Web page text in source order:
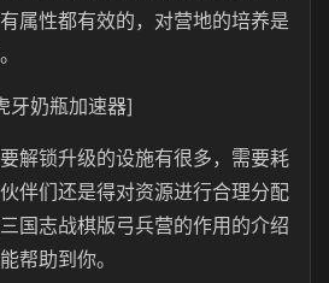
属性都有效的，对营地的培养是
牙奶瓶加速器]
解锁升级的设施有很多，需要耗
伴们还是得对资源进行合理分配
国志战棋版弓兵营的作用的介绍
帮助到你。